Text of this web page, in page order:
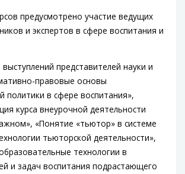
предусмотрено участие ведущих
и экспертов в сфере воспитания и
представителей науки и
правовые основы
политики в сфере воспитания»,
курса внеурочной деятельности
«Понятие «тьютор» в системе
тьюторской деятельности»,
технологии в
и задач воспитания подрастающего